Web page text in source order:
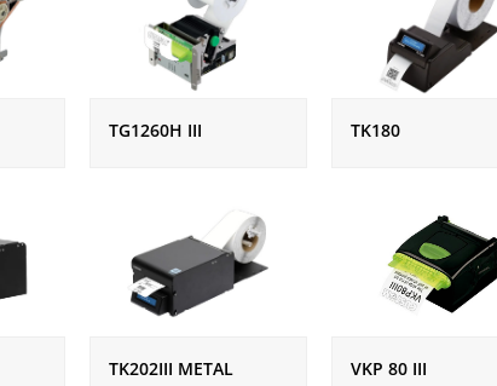
TG1260H III TK180
TK202III METAL VKP 80 III